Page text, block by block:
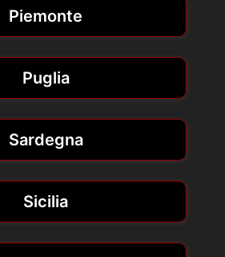
Piemonte
Puglia
Sardegna
Sicilia